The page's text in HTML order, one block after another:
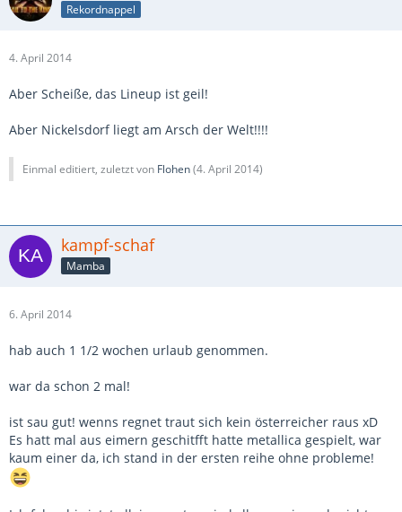
Rekordnappel
4. April 2014
Aber Scheiße, das Lineup ist geil!
Aber Nickelsdorf liegt am Arsch der Welt!!!!
Einmal editiert, zuletzt von Flohen(4. April 2014)
kampf-schaf
Mamba
6. April 2014
hab auch 1 1/2 wochen urlaub genommen.
war da schon 2 mal!
ist sau gut! wenns regnet traut sich kein österreicher raus xD
Es hatt mal aus eimern geschitfft hatte metallica gespielt, war
kaum einer da, ich stand in der ersten reihe ohne probleme!